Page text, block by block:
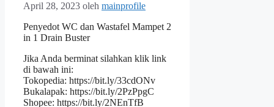
April 28, 2023 oleh mainprofile
Penyedot WC dan Wastafel Mampet 2
in 1 Drain Buster
Jika Anda berminat silahkan klik link
di bawah ini:
Tokopedia: https://bit.ly/33cdONv
Bukalapak: https://bit.ly/2PzPpgC
Shopee: https://bit.ly/2NEnTfB